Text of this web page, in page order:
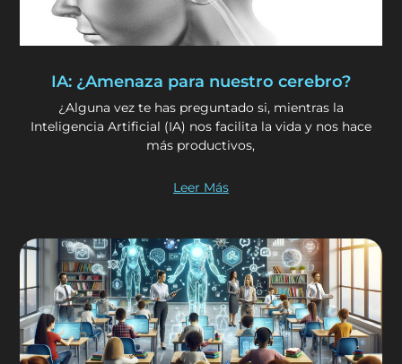
IA: ¿Amenaza para nuestro cerebro?
¿Alguna vez te has preguntado si, mientras la
Inteligencia Artificial (IA) nos facilita la vida y nos hace
más productivos,
Leer Más